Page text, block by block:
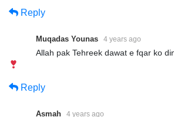
Reply
Muqadas Younas 4 years ago
Allah pak Tehreek dawat e fqar ko
Reply
Asmah 4 years ago